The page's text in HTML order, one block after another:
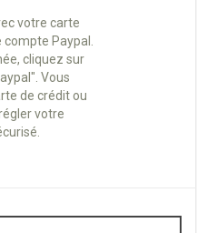
votre carte
Paypal.
cliquez sur
Vous
de crédit ou
votre